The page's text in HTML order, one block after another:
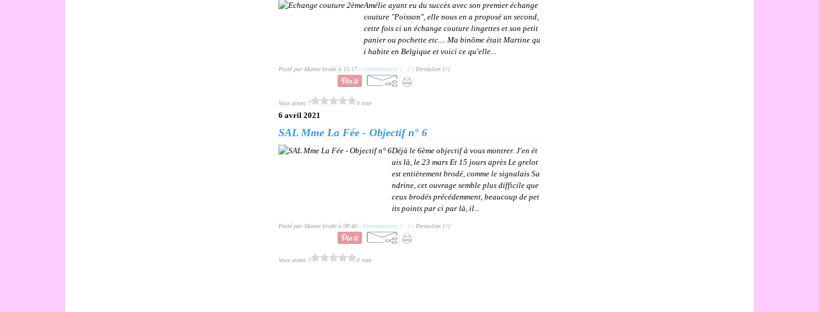
Amélie ayant eu du succès avec son premier échange
couture "Poisson", elle nous en a proposé un second,
cette fois ci un échange couture lingettes et son petit
panier ou pochette etc.... Ma binôme était Martine qu
i habite en Belgique et voici ce qu'elle...
Posté par Mamie brode à 15:17 - Commentaires [ ] - Permalien [#]
Vous aimez ? 0 vote
6 avril 2021
SAL Mme La Fée - Objectif n° 6
Déjà le 6ème objectif à vous montrer. J'en ét
ais là, le 23 mars Et 15 jours après Le grelot
est entièrement brodé, comme le signalais Sa
ndrine, cet ouvrage semble plus difficile que
ceux brodés précédemment, beaucoup de pet
its points par ci par là, il...
Posté par Mamie brode à 08:40 - Commentaires [ ] - Permalien [#]
Vous aimez ? 0 vote